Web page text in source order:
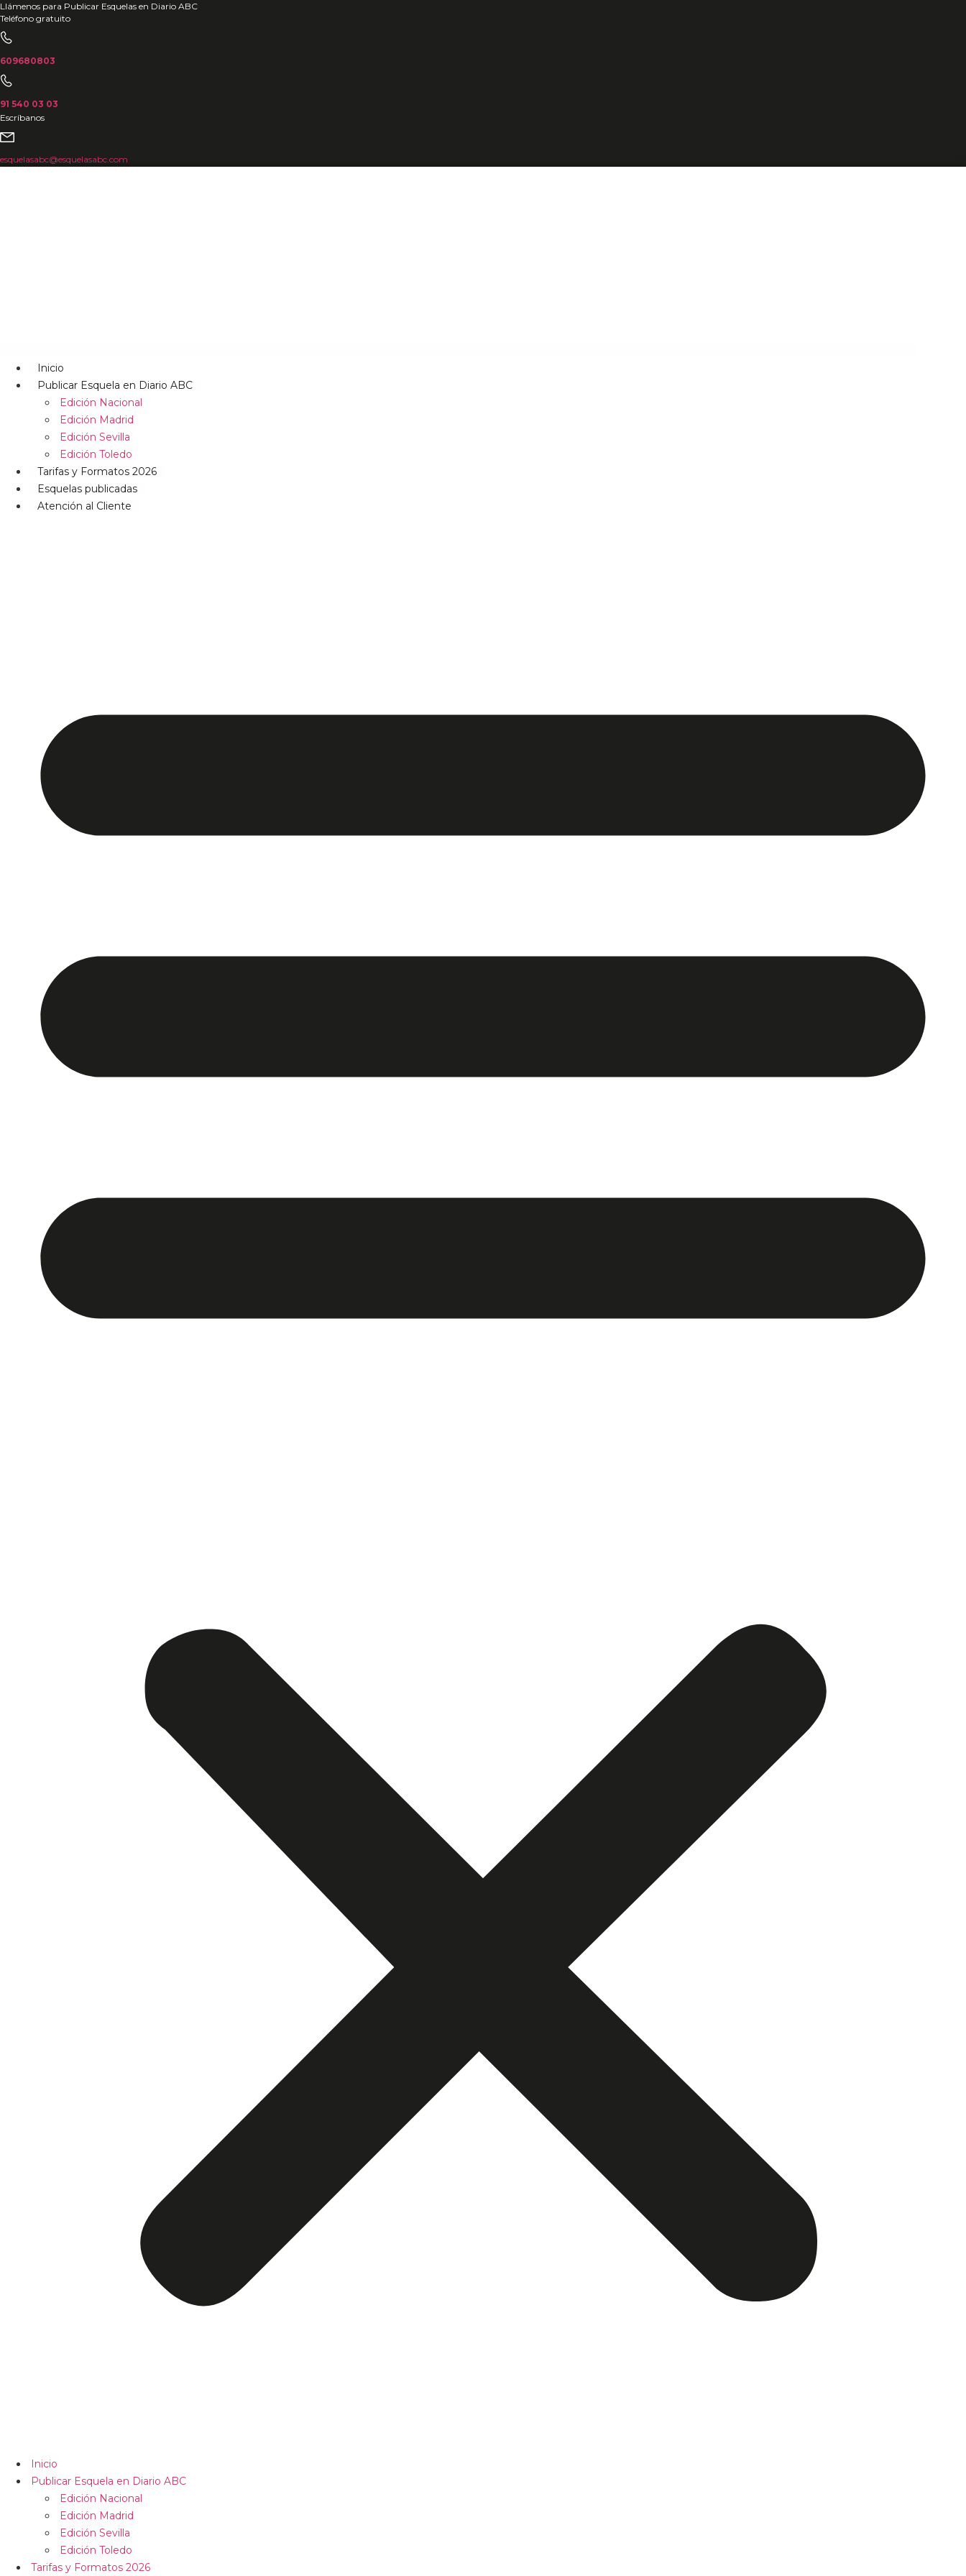
Ir
al
contenido
Llámenos para Publicar Esquelas en Diario ABC
Teléfono gratuito
609680803
91 540 03 03
Escríbanos
esquelasabc@esquelasabc.com
Inicio
Publicar Esquela en Diario ABC
Edición Nacional
Edición Madrid
Edición Sevilla
Edición Toledo
Tarifas y Formatos 2026
Esquelas publicadas
Atención al Cliente
Inicio
Publicar Esquela en Diario ABC
Edición Nacional
Edición Madrid
Edición Sevilla
Edición Toledo
Tarifas y Formatos 2026